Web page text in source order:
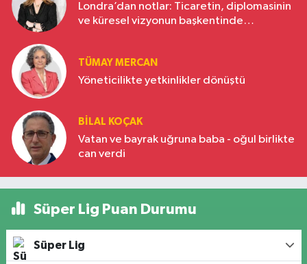
Londra’dan notlar: Ticaretin, diplomasinin
ve küresel vizyonun başkentinde
TÜMAY MERCAN
Yöneticilikte yetkinlikler dönüştü
BILAL KOÇAK
Vatan ve bayrak uğruna baba - oğul birlikte
can verdi
Süper Lig Puan Durumu
Süper Lig